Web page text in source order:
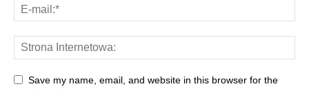
Save my name, email, and website in this browser for the